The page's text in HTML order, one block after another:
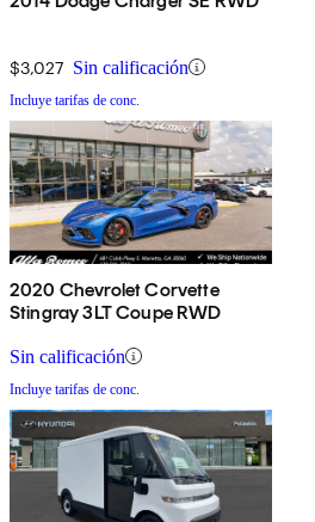
$3,027 Sin calificación
Incluye tarifas de conc.
2020 Chevrolet Corvette
Stingray 3LT Coupe RWD
Sin calificación
Incluye tarifas de conc.